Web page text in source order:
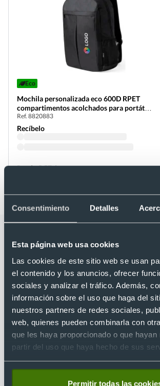
Consentimiento Detalles
Esta página web usa cookies
Las cookies de este sitio web se usan
el contenido y los anuncios, ofrecer
sociales y analizar el tráfico. Además,
información sobre el uso que haga del
nuestros partners de redes sociales,
web, quienes pueden combinarla con
que les haya proporcionado o que hayan
partir del uso que haya hecho de sus
Permitir todas las
Eco
Mochila personalizada eco 600D RPET
compartimentos acolchados para portátil
15'
Ref. 8820883
Recíbelo
Desde 5,57 €
acolchada para portátil 14"
Accesorios de viaje